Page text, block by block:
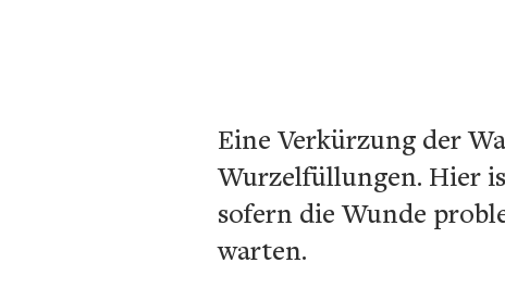
Eine Verkürzung der
Wurzelfüllungen. Hier
sofern die Wunde
warten.